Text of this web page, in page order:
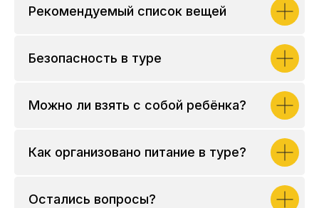
Рекомендуемый список вещей
Безопасность в туре
Можно ли взять с собой ребёнка?
Как организовано питание в туре?
Остались вопросы?